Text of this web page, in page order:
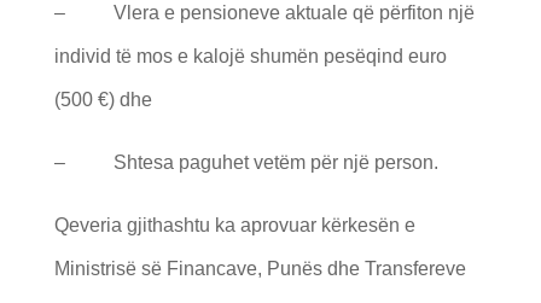
– Vlera e pensioneve aktuale që përfiton një
individ të mos e kalojë shumën pesëqind euro
(500 €) dhe
– Shtesa paguhet vetëm për një person.
Qeveria gjithashtu ka aprovuar kërkesën e
Ministrisë së Financave, Punës dhe Transfereve